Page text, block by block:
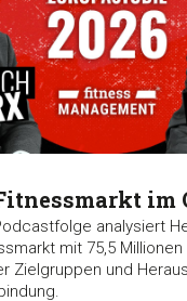
im
analysiert
mit 75,5
Zielgruppen und